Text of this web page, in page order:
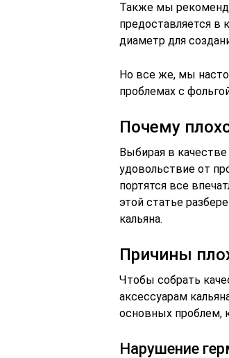
Также мы
предоставляется в
диаметр для
Но все же, мы
проблемах с
Почему
Выбирая в качестве
удовольствие от
портятся все
этой статье
кальяна.
Причины
Чтобы собрать
аксессуарам
основных проблем,
Нарушение